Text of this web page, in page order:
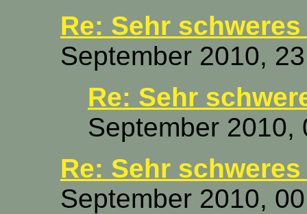
Re: Sehr
September 2010,
Re: Sehr
September 2010,
Re: Sehr
September 2010,